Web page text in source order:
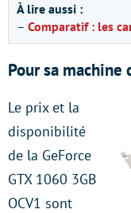
À lire aussi :
– Comparatif : les
Pour sa machine
Le prix et la
disponibilité
de la GeForce
GTX 1060 3GB
OCV1 sont